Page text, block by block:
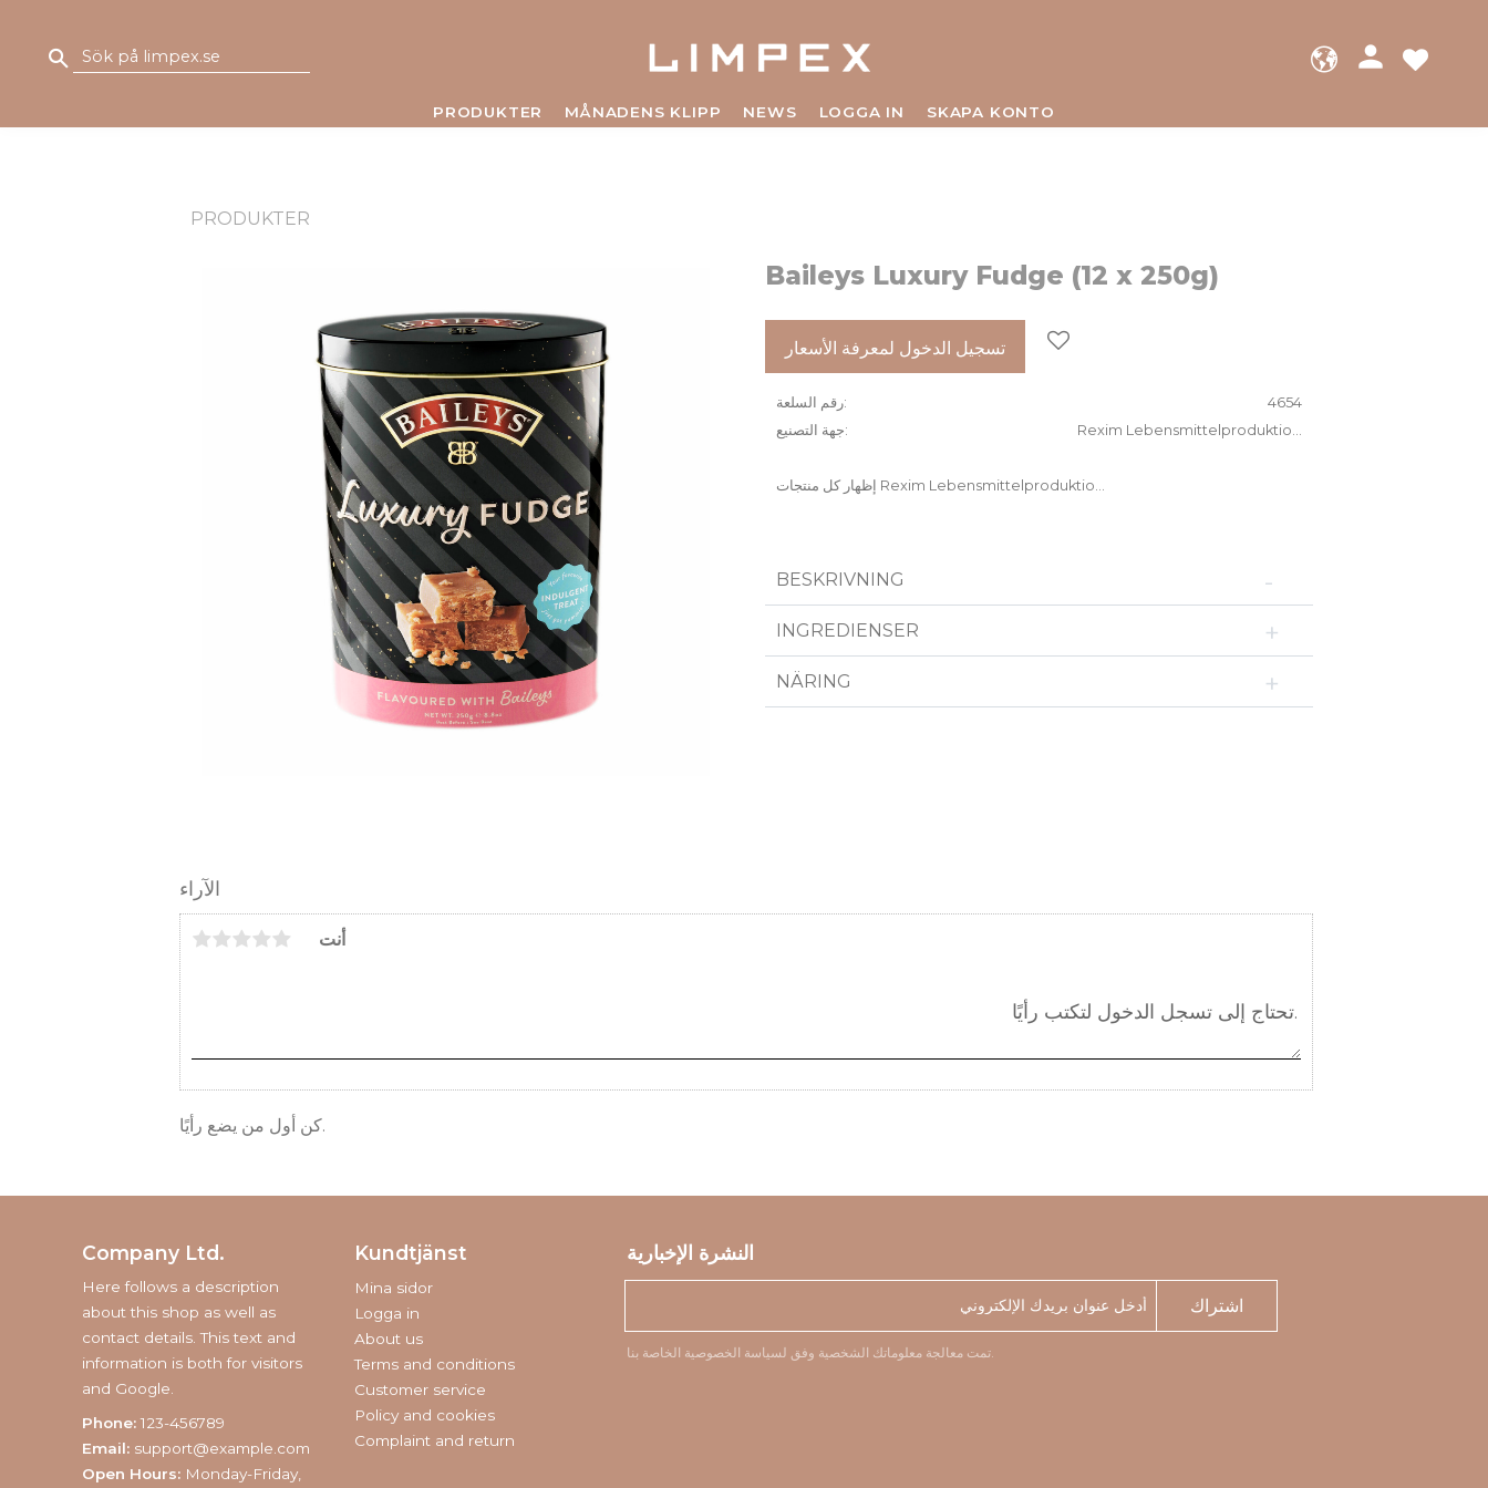
person
PRODUKTER MÅNADENS KLIPP NEWS LOGGA IN SKAPA KONTO
PRODUKTER
Baileys Luxury Fudge (12 x 250g)
تسجيل الدخول لمعرفة الأسعار
رقم السلعة
4654
جهة التصنيع
BESKRIVNING
INGREDIENSER
NÄRING
الآراء
أنت
كن أول من يضع رأيًا.
Company Ltd.
Here follows a description
about this shop as well as
contact details. This text and
information is both for visitors
Phone:123-456789
Email:support@example.com
Open Hours:Monday-Friday,
Kundtjänst
Mina sidor
Logga in
About us
Terms and conditions
Customer service
Policy and cookies
Complaint and return
النشرة الإخبارية
اشتراك
تمت معالجة معلوماتك الشخصية وفق لسياسة الخصوصية الخاصة بنا.